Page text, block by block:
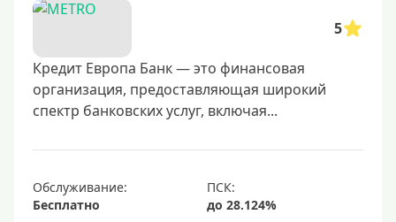
350000 руб
500000 руб
600000 руб
700000 руб
1000000 руб
С небольшим лимитом
С большим лимитом
5
Кредит Европа Банк — это финансовая
организация, предоставляющая широкий
спектр банковских услуг, включая...
Обслуживание:
Бесплатно